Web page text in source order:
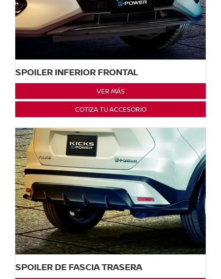
SPOILER INFERIOR FRONTAL
VER MÁS
COTIZA TU ACCESORIO
SPOILER DE FASCIA TRASERA